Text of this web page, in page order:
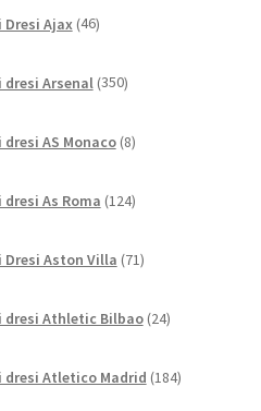
Ajax 46izdelkov
Arsenal 350izdelkov
AS Monaco 8izdelkov
As Roma 124izdelkov
Dresi Aston Villa 71izdelkov
dresi Athletic Bilbao 24izdelkov
dresi Atletico Madrid 184izdelkov